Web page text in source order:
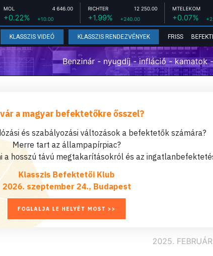
MOL 4 646.00
+0.22% +10.00
RICHTER 12 250.00
+1.99% +240.00
MTELEKOM
+0.07%
KLASSZIS VIDEÓ KLASSZIS RENDEZVÉNYEK FRISS
Benzinár - nyugdíj - infláció - kamatok
a magyar befektetőkre ősszel?
és szabályozási változások a befektetők számára?
Merre tart az állampapírpiac?
a hosszú távú megtakarításokról és az
Klasszis Befektetői Klub
2026. szeptember 24., Budapest
FOGLALJA LE HELYÉT MOST >>
2025.